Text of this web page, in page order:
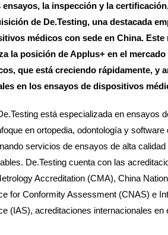
ensayos, la inspección y la
de De.Testing, una destacada
médicos con sede en China. Este
la posición de Applus+ en el
que está creciendo rápidamente, y
en los ensayos de dispositivos
está especializada en ensayos
en ortopedia, odontología y software
servicios de ensayos de alta
De.Testing cuenta con las
Accreditation (CMA), China
for Conformity Assessment (CNAS) e
(IAS), acreditaciones internacionales en